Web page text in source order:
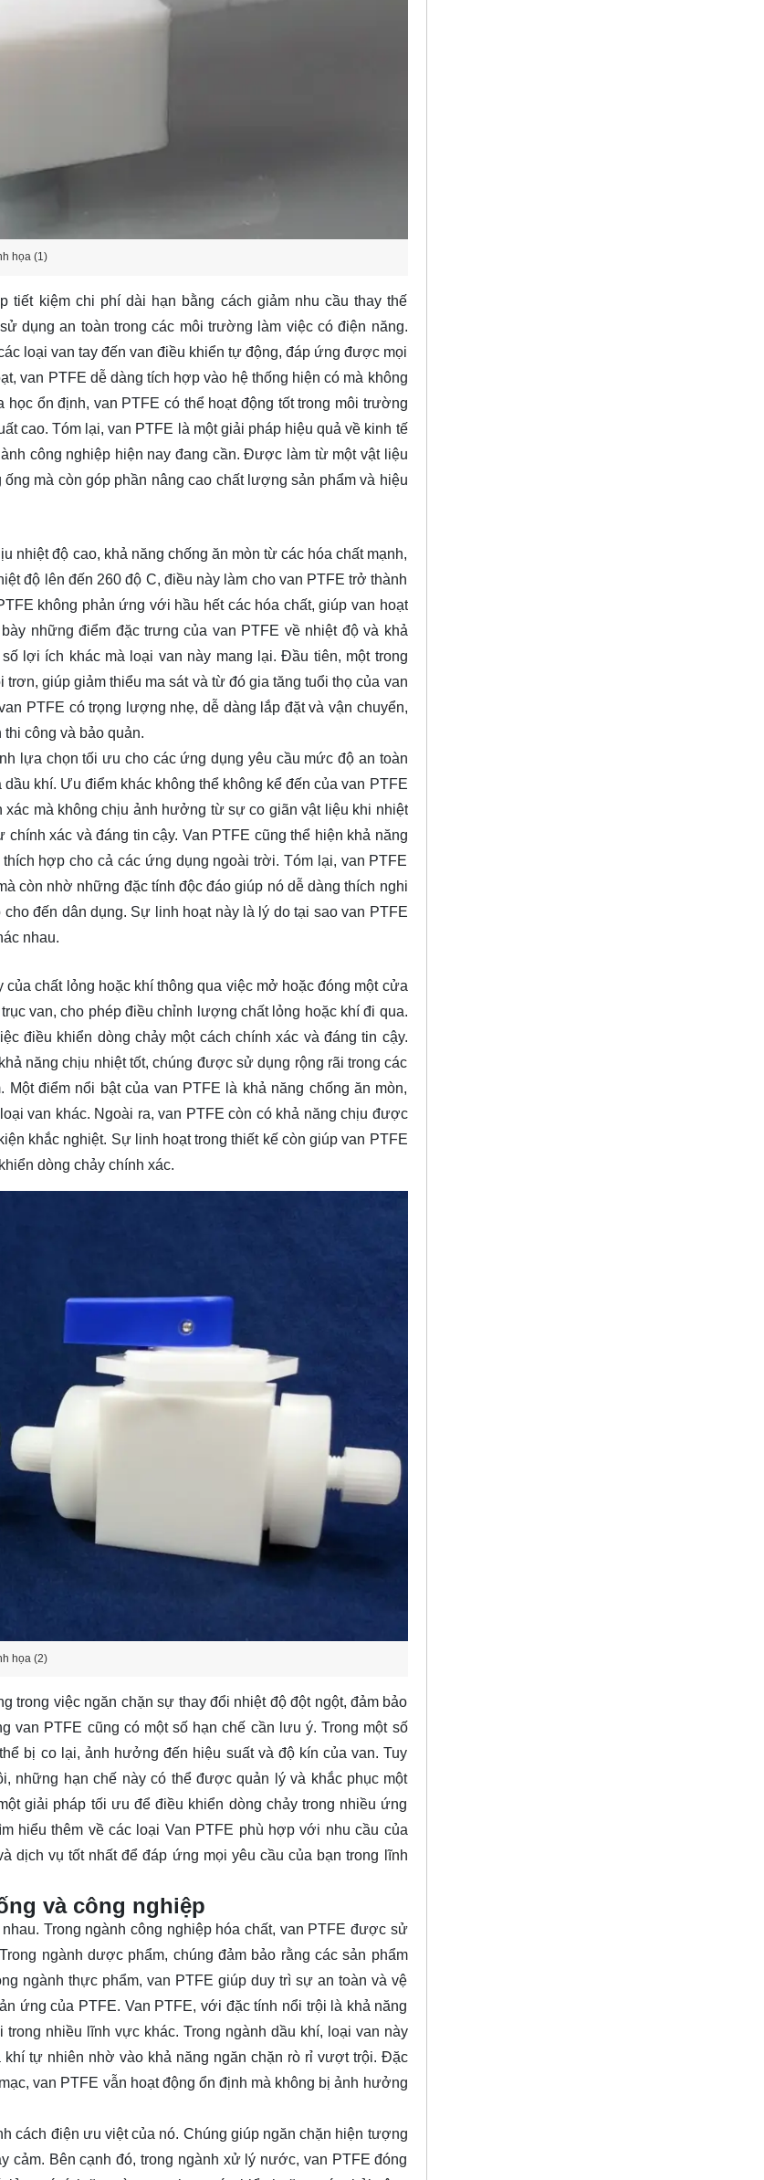
họa (1)
tiết kiệm chi phí dài hạn bằng cách giảm nhu cầu thay thế
dụng an toàn trong các môi trường làm việc có điện năng.
loại van tay đến van điều khiển tự động, đáp ứng được mọi
van PTFE dễ dàng tích hợp vào hệ thống hiện có mà không
ổn định, van PTFE có thể hoạt động tốt trong môi trường
cao. Tóm lại, van PTFE là một giải pháp hiệu quả về kinh tế
công nghiệp hiện nay đang cần. Được làm từ một vật liệu
mà còn góp phần nâng cao chất lượng sản phẩm và hiệu
nhiệt độ cao, khả năng chống ăn mòn từ các hóa chất mạnh,
độ lên đến 260 độ C, điều này làm cho van PTFE trở thành
không phản ứng với hầu hết các hóa chất, giúp van hoạt
những điểm đặc trưng của van PTFE về nhiệt độ và khả
lợi ích khác mà loại van này mang lại. Đầu tiên, một trong
giúp giảm thiểu ma sát và từ đó gia tăng tuổi thọ của van
PTFE có trọng lượng nhẹ, dễ dàng lắp đặt và vận chuyển,
công và bảo quản.
lựa chọn tối ưu cho các ứng dụng yêu cầu mức độ an toàn
khí. Ưu điểm khác không thể không kể đến của van PTFE
mà không chịu ảnh hưởng từ sự co giãn vật liệu khi nhiệt
xác và đáng tin cậy. Van PTFE cũng thể hiện khả năng
hợp cho cả các ứng dụng ngoài trời. Tóm lại, van PTFE
còn nhờ những đặc tính độc đáo giúp nó dễ dàng thích nghi
đến dân dụng. Sự linh hoạt này là lý do tại sao van PTFE
nhau.
chất lỏng hoặc khí thông qua việc mở hoặc đóng một cửa
van, cho phép điều chỉnh lượng chất lỏng hoặc khí đi qua.
điều khiển dòng chảy một cách chính xác và đáng tin cậy.
năng chịu nhiệt tốt, chúng được sử dụng rộng rãi trong các
điểm nổi bật của van PTFE là khả năng chống ăn mòn,
van khác. Ngoài ra, van PTFE còn có khả năng chịu được
khắc nghiệt. Sự linh hoạt trong thiết kế còn giúp van PTFE
dòng chảy chính xác.
họa (2)
trong việc ngăn chặn sự thay đổi nhiệt độ đột ngột, đảm bảo
van PTFE cũng có một số hạn chế cần lưu ý. Trong một số
bị co lại, ảnh hưởng đến hiệu suất và độ kín của van. Tuy
những hạn chế này có thể được quản lý và khắc phục một
giải pháp tối ưu để điều khiển dòng chảy trong nhiều ứng
hiểu thêm về các loại Van PTFE phù hợp với nhu cầu của
dịch vụ tốt nhất để đáp ứng mọi yêu cầu của bạn trong lĩnh
và công nghiệp
Trong ngành công nghiệp hóa chất, van PTFE được sử
ngành dược phẩm, chúng đảm bảo rằng các sản phẩm
ngành thực phẩm, van PTFE giúp duy trì sự an toàn và vệ
ứng của PTFE. Van PTFE, với đặc tính nổi trội là khả năng
nhiều lĩnh vực khác. Trong ngành dầu khí, loại van này
tự nhiên nhờ vào khả năng ngăn chặn rò rỉ vượt trội. Đặc
van PTFE vẫn hoạt động ổn định mà không bị ảnh hưởng
cách điện ưu việt của nó. Chúng giúp ngăn chặn hiện tượng
cảm. Bên cạnh đó, trong ngành xử lý nước, van PTFE đóng